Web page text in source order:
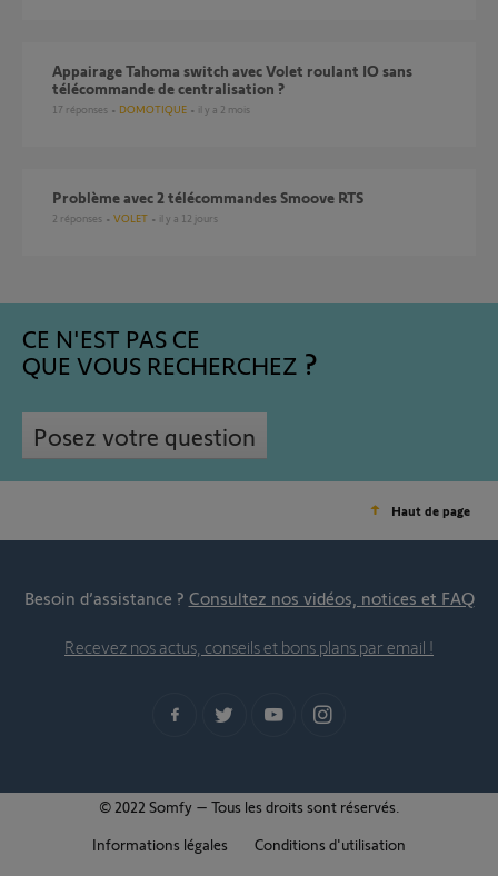
Appairage Tahoma switch avec Volet roulant IO sans
télécommande de centralisation ?
17 réponses DOMOTIQUE il y a 2 mois
Problème avec 2 télécommandes Smoove RTS
2 réponses VOLET il y a 12 jours
CE N'EST PAS CE
QUE VOUS RECHERCHEZ
Posez votre question
Haut de page
Besoin d’assistance ? Consultez nos vidéos, notices et FAQ
Recevez nos actus, conseils et bons plans par email !
© 2022 Somfy – Tous les droits sont réservés.
Informations légales
Conditions d'utilisation